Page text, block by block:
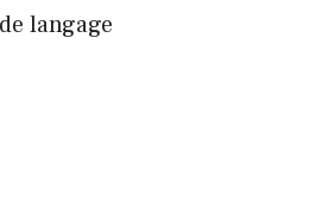
langage